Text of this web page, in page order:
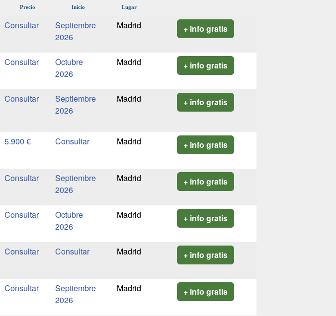
Precio Inicio Lugar
Septiembre
2026
Madrid + info gratis
Octubre
2026
Madrid + info gratis
Septiembre
2026
Madrid + info gratis
5.900 € Madrid + info gratis
Septiembre
2026
Madrid + info gratis
Octubre
2026
Madrid + info gratis
Madrid + info gratis
Septiembre
2026
Madrid + info gratis